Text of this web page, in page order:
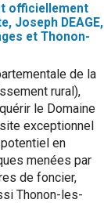
officiellement
Joseph DEAGE,
et Thonon-
de la
rural),
le Domaine
exceptionnel
en
menées par
de foncier,
Thonon-les-